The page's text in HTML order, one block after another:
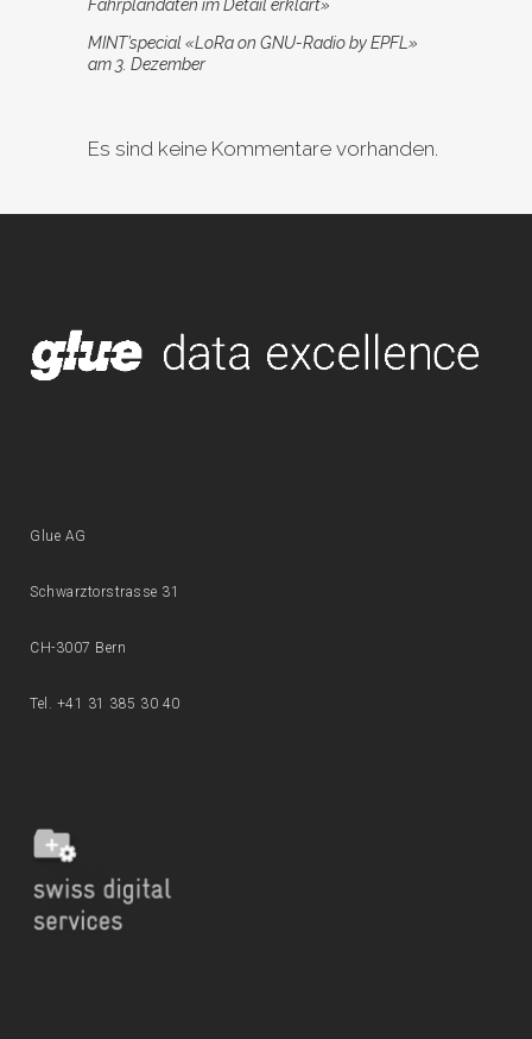
Fahrplandaten im Detail erklärt»
MINT’special «LoRa on GNU-Radio by EPFL»
am 3. Dezember
Es sind keine Kommentare vorhanden.
Glue AG
Schwarztorstrasse 31
CH-3007 Bern
Tel. +41 31 385 30 40